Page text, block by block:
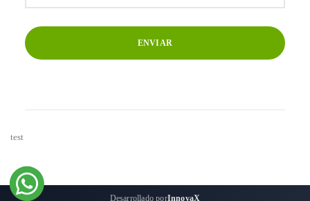
test
Desarrollado porInnovaX